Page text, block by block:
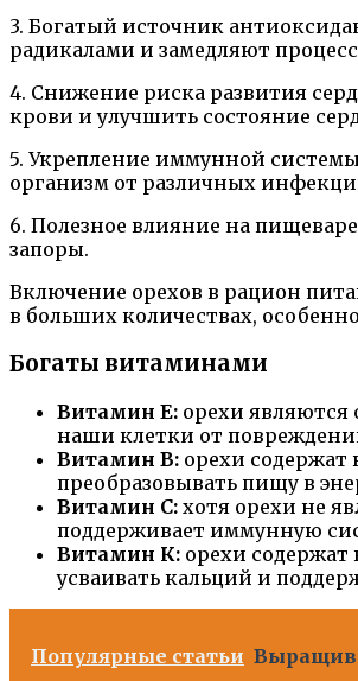
3. Богатый источник
радикалами и замедляют
4. Снижение риска развития
крови и улучшить состояние
5. Укрепление иммунной
организм от различных
6. Полезное влияние на
запоры.
Включение орехов в рацион
в больших количествах,
Богаты витаминами
Витамин Е: орехи
наши клетки от
Витамин В: орехи
преобразовывать пищу в
Витамин С: хотя орехи не
поддерживает иммунную
Витамин К: орехи
усваивать кальций и
Популярные статьи